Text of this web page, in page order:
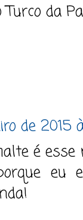
da
de 2015
é
eu